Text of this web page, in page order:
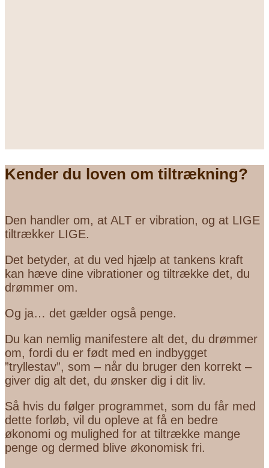
Kender du loven om tiltrækning?
Den handler om, at ALT er vibration, og at LIGE
tiltrækker LIGE.
Det betyder, at du ved hjælp at tankens kraft
kan hæve dine vibrationer og tiltrække det, du
drømmer om.
Og ja… det gælder også penge.
Du kan nemlig manifestere alt det, du drømmer
om, fordi du er født med en indbygget
”tryllestav”, som – når du bruger den korrekt –
giver dig alt det, du ønsker dig i dit liv.
Så hvis du følger programmet, som du får med
dette forløb, vil du opleve at få en bedre
økonomi og mulighed for at tiltrække mange
penge og dermed blive økonomisk fri.